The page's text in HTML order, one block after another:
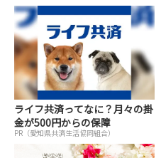
ライフ共済ってなに？月々の掛
金が500円からの保障
PR（愛知県共済生活協同組合）